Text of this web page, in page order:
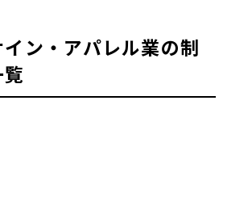
ン・アパレル業の制